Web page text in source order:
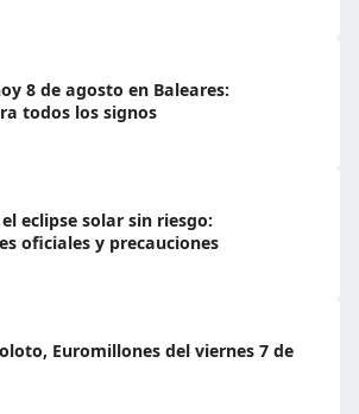
8 de agosto en Baleares:
todos los signos
eclipse solar sin riesgo:
oficiales y precauciones
Euromillones del viernes 7 de